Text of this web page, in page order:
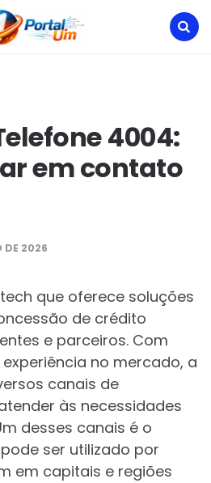
4004:
em contato
DE 2026
que oferece soluções
de crédito
e parceiros. Com
no mercado, a
canais de
às necessidades
desses canais é o
ser utilizado por
em capitais e regiões